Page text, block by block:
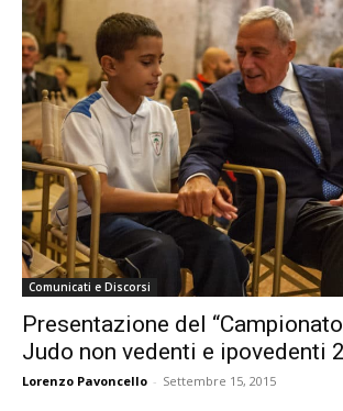
Comunicati e Discorsi
Presentazione del
Judo non vedenti e ipovedenti
Lorenzo Pavoncello - Settembre 15, 2015